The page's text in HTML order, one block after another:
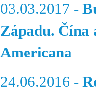
03.03.2017 -
Západu. Čína
Americana
24.06.2016 -